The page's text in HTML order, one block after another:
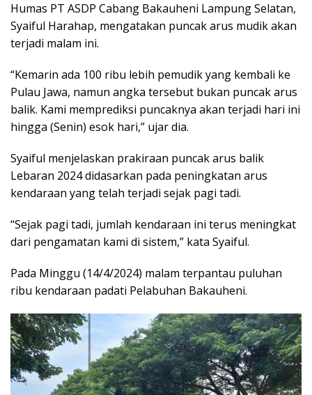
Humas PT ASDP Cabang Bakauheni Lampung Selatan,
Syaiful Harahap, mengatakan puncak arus mudik akan
terjadi malam ini.
“Kemarin ada 100 ribu lebih pemudik yang kembali ke
Pulau Jawa, namun angka tersebut bukan puncak arus
balik. Kami memprediksi puncaknya akan terjadi hari ini
hingga (Senin) esok hari,” ujar dia.
Syaiful menjelaskan prakiraan puncak arus balik
Lebaran 2024 didasarkan pada peningkatan arus
kendaraan yang telah terjadi sejak pagi tadi.
“Sejak pagi tadi, jumlah kendaraan ini terus meningkat
dari pengamatan kami di sistem,” kata Syaiful.
Pada Minggu (14/4/2024) malam terpantau puluhan
ribu kendaraan padati Pelabuhan Bakauheni.